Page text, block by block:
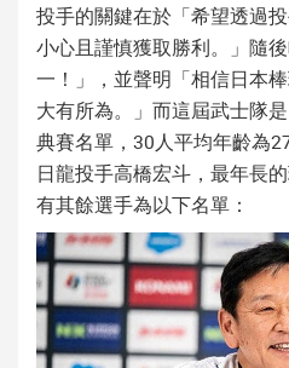
投手的關鍵在於「希望透過
小心且謹慎獲取勝利。」隨
一！」，並聲明「相信日本
大有所為。」而這屆武士隊
典賽名單，30人平均年齡為
日龍投手高橋宏斗，最年長
有其餘選手為以下名單：